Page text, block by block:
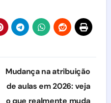
Mudança na atribuição
de aulas em 2026: veja
o que realmente muda